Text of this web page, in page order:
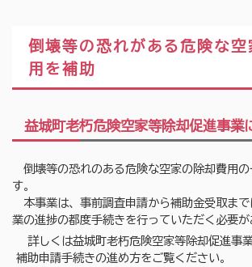
倒壊等の恐れがある危険な空
用を補助
益城町老朽危険空家等除却促進事業
倒壊等の恐れのある危険な空家の除却費用の
す。
本事業は、事前調査申請から補助金受取ま
業の進捗の都度手続きを行っていただく必要が
詳しくは益城町老朽危険空家等除却促進事業
補助申請手続きの進め方をご覧ください。